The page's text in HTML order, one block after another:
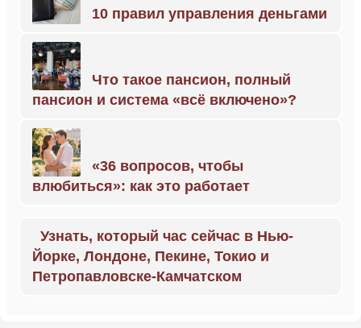
10 правил управления деньгами
Что такое пансион, полный
пансион и система «всё включено»?
«36 вопросов, чтобы
влюбиться»: как это работает
Узнать, который час сейчас в Нью-
Йорке, Лондоне, Пекине, Токио и
Петропавловске-Камчатском